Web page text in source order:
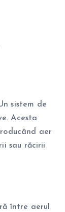
sistem de
Acesta
aer
sau răcirii
între aerul